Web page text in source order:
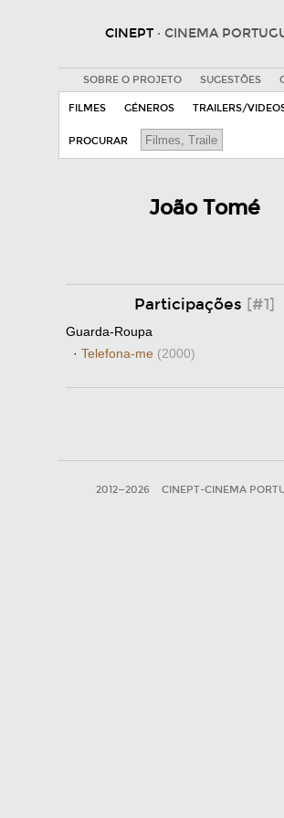
CINEPT · CINEMA
SOBRE O PROJETO SUGESTÕES
FILMES GÉNEROS TRAILERS/
PROCURAR
João Tomé
Participações [#1]
Guarda-Roupa
· Telefona-me (2000)
2012—2026 CINEPT-CINEMA